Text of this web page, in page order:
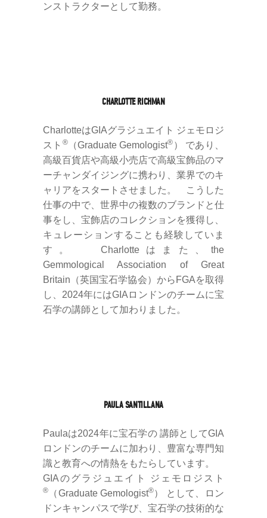
ンストラクターとして勤務。
CHARLOTTE RICHMAN
CharlotteはGIAグラジュエイト ジェモロジ
スト ®（Graduate Gemologist® ） であり、
高級百貨店や高級小売店で高級宝飾品のマ
ーチャンダイジングに携わり、業界でのキ
ャリアをスタートさせました。 こうした
仕事の中で、世界中の複数のブランドと仕
事をし、宝飾店のコレクションを獲得し、
キュレーションすることも経験していま
す。 Charlotteはまた、the
Gemmological Association of Great
Britain（英国宝石学協会）からFGAを取得
し、2024年にはGIAロンドンのチームに宝
石学の講師として加わりました。
PAULA SANTILLANA
Paulaは2024年に宝石学の 講師としてGIA
ロンドンのチームに加わり、豊富な専門知
識と教育への情熱をもたらしています。
GIAのグラジュエイト ジェモロジスト
® （Graduate Gemologist®） として、ロン
ドンキャンパスで学び、宝石学の技術的な